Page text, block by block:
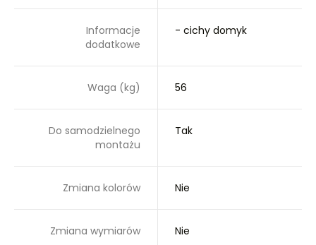
Informacje
dodatkowe
- cichy domyk
Waga (kg) 56
Do samodzielnego
montażu
Tak
Zmiana kolorów Nie
Zmiana wymiarów Nie